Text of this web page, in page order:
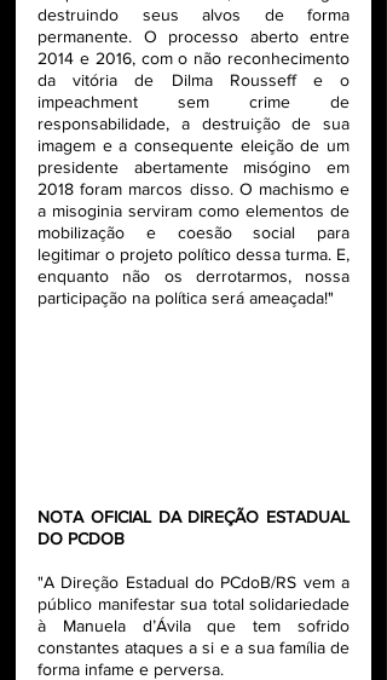
destruindo seus alvos de forma
permanente. O processo aberto entre
2014 e 2016, com o não reconhecimento
da vitória de Dilma Rousseff e o
impeachment sem crime de
responsabilidade, a destruição de sua
imagem e a consequente eleição de um
presidente abertamente misógino em
2018 foram marcos disso. O machismo e
a misoginia serviram como elementos de
mobilização e coesão social para
legitimar o projeto político dessa turma. E,
enquanto não os derrotarmos, nossa
participação na política será ameaçada!"
NOTA OFICIAL DA DIREÇÃO ESTADUAL
DO PCDOB
"A Direção Estadual do PCdoB/RS vem a
público manifestar sua total solidariedade
à Manuela d’Ávila que tem sofrido
constantes ataques a si e a sua família de
forma infame e perversa.